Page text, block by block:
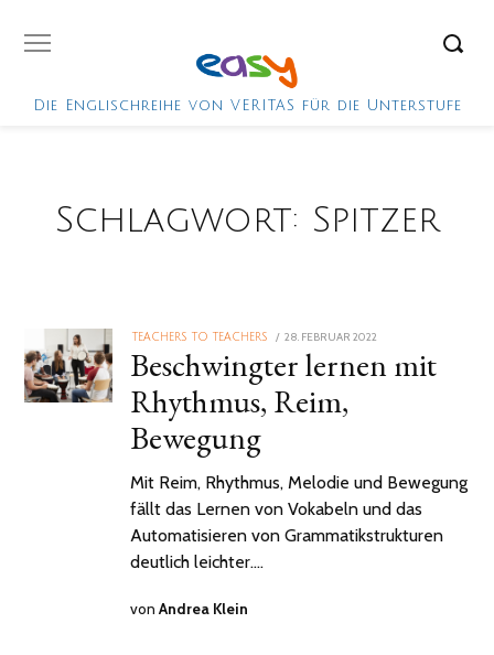
Die Englischreihe von VERITAS für die Unterstufe
Schlagwort: Spitzer
TEACHERS TO TEACHERS
POSTED
28. FEBRUAR 2022
Beschwingter lernen mit
Rhythmus, Reim,
Bewegung
Mit Reim, Rhythmus, Melodie und Bewegung
fällt das Lernen von Vokabeln und das
Automatisieren von Grammatikstrukturen
deutlich leichter.…
vonAndrea Klein